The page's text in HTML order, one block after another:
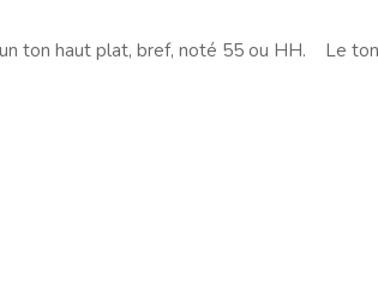
ton haut plat, bref, noté 55 ou HH. Le